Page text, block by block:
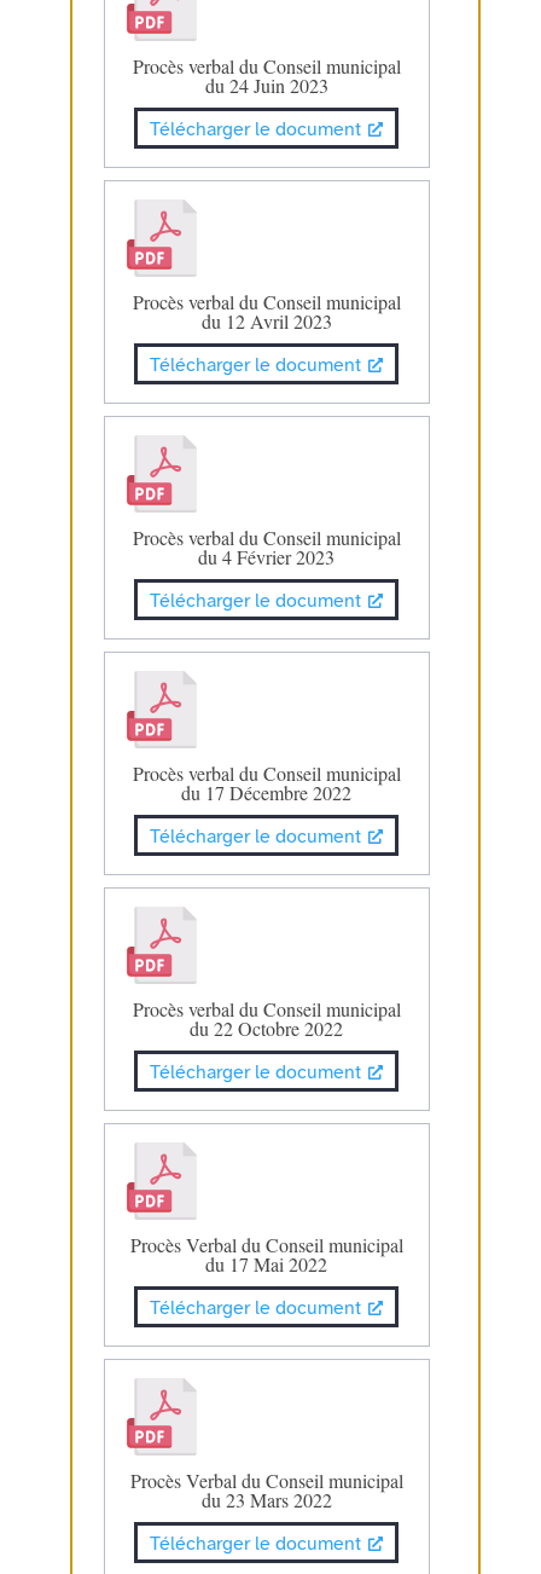
Procès verbal du Conseil municipal
du 24 Juin 2023
Télécharger le document
Procès verbal du Conseil municipal
du 12 Avril 2023
Télécharger le document
Procès verbal du Conseil municipal
du 4 Février 2023
Télécharger le document
Procès verbal du Conseil municipal
du 17 Décembre 2022
Télécharger le document
Procès verbal du Conseil municipal
du 22 Octobre 2022
Télécharger le document
Procès Verbal du Conseil municipal
du 17 Mai 2022
Télécharger le document
Procès Verbal du Conseil municipal
du 23 Mars 2022
Télécharger le document